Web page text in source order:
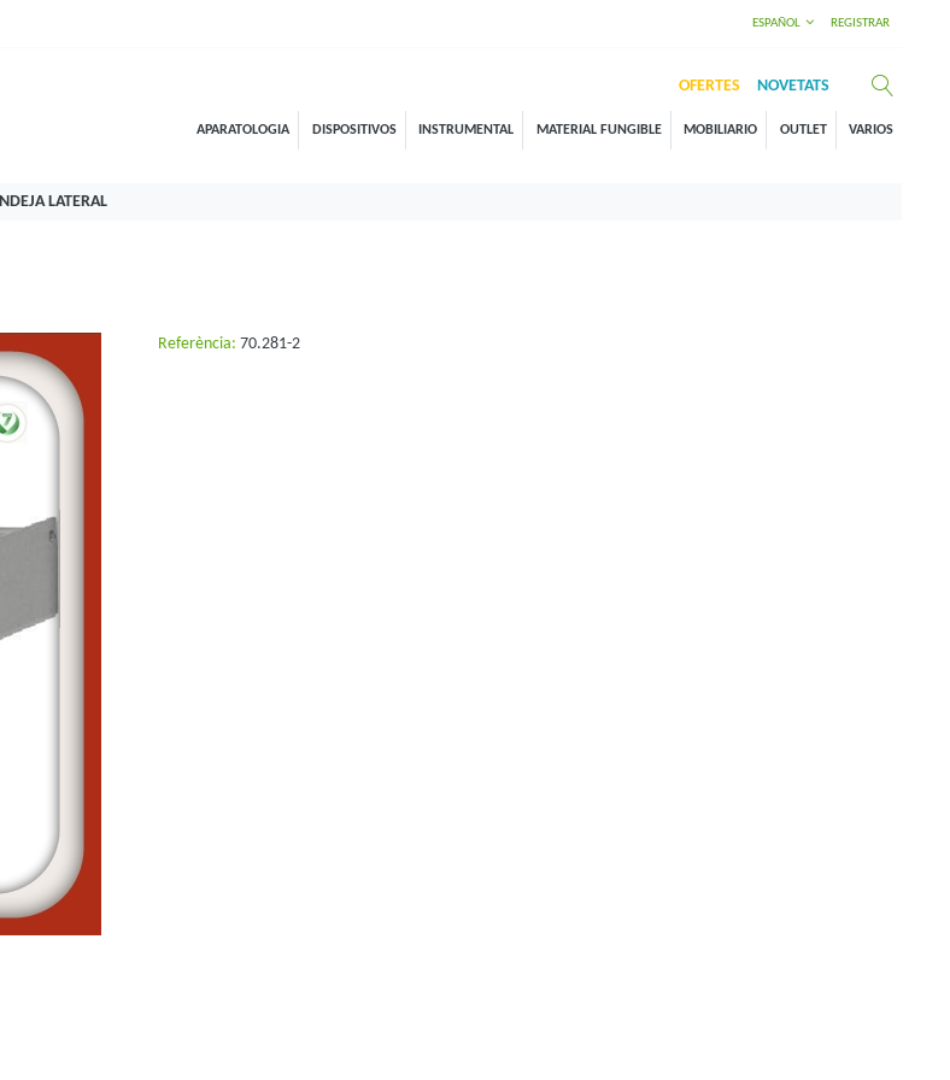
ESPAÑOL REGISTRAR
OFERTES NOVETATS
APARATOLOGIA DISPOSITIVOS INSTRUMENTAL MATERIAL FUNGIBLE MOBILIARIO OUTLET VARIOS
LATERAL
Referència: 70.281-2